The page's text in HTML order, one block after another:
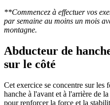
**Commencez à effectuer vos
par semaine au moins un mois
montagne.
Abducteur de
sur le côté
Cet exercice se concentre sur les
hanche à l'avant et à l'arrière de
pour renforcer la force et la